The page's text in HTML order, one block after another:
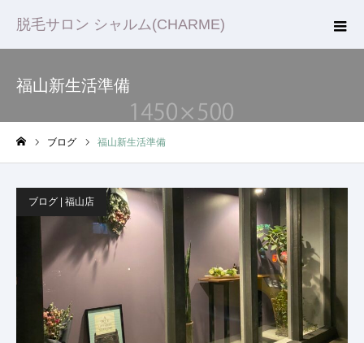
脱毛サロン シャルム(CHARME)
福山新生活準備
ブログ 福山新生活準備
ブログ | 福山店